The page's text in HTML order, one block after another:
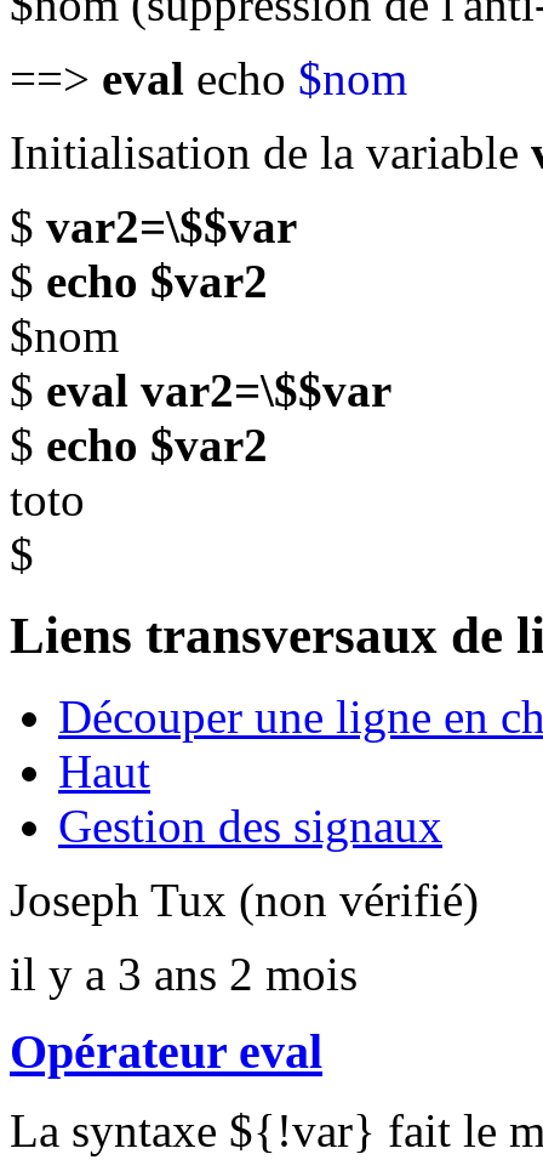
==> eval echo $nom
Initialisation de la variable
$ var2=\$$var
$ echo $var2
$nom
$ eval var2=\$$var
$ echo $var2
toto
$
Liens transversaux de
Découper une ligne en
Haut
Gestion des signaux
Joseph Tux (non vérifié)
il y a 3 ans 2 mois
Opérateur eval
La syntaxe ${!var} fait le